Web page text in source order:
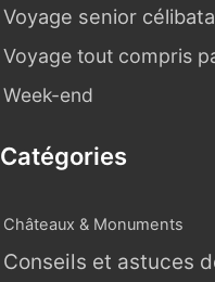
Voyage senior
Voyage tout compris
Week-end
Catégories
Châteaux & Monuments
Conseils et astuces